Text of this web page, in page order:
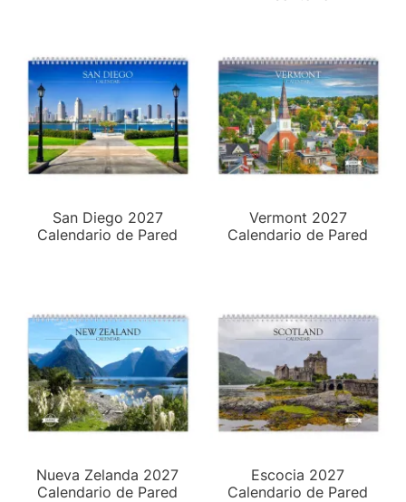
San Diego 2027
Calendario de Pared
Vermont 2027
Calendario de Pared
Nueva Zelanda 2027
Calendario de Pared
Escocia 2027
Calendario de Pared